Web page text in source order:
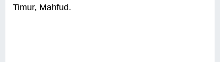
Timur, Mahfud.